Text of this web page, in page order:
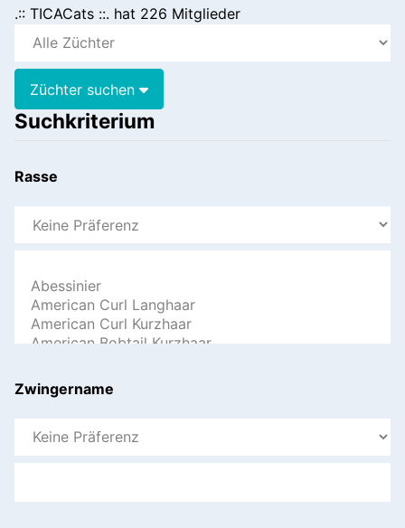
.:: TICACats ::. hat 226 Mitglieder
Züchter suchen
Suchkriterium
Rasse
Zwingername